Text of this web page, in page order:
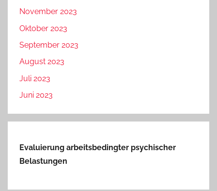
November 2023
Oktober 2023
September 2023
August 2023
Juli 2023
Juni 2023
Evaluierung arbeitsbedingter psychischer
Belastungen